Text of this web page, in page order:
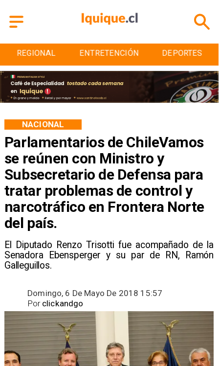
ENTRETENCIÓN DEPORTES CULTURA
Parlamentarios de ChileVamos
se reúnen con Ministro y
Subsecretario de Defensa para
tratar problemas de control y
narcotráfico en Frontera Norte
del país.
El Diputado Renzo Trisotti fue acompañado de la
Senadora Ebensperger y su par de RN, Ramón
Galleguillos.
NACIONAL
Domingo, 6 De Mayo De 2018 15:57
clickandgo
Por